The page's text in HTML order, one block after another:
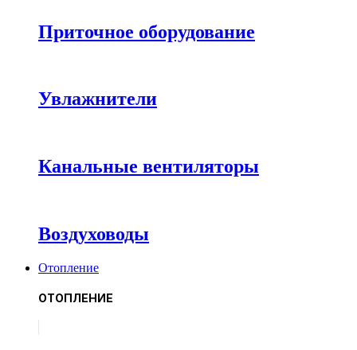
Приточное оборудование
Увлажнители
Канальные вентиляторы
Воздуховоды
Отопление
ОТОПЛЕНИЕ